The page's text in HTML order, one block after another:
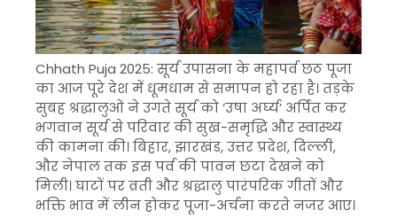
Chhath Puja 2025: सूर्य उपासना के महापर्व छठ पूजा
का आज पूरे देश में धूमधाम से समापन हो रहा है। तड़के
सुबह श्रद्धालुओं ने उगते सूर्य को ‘उषा अर्घ्य’ अर्पित कर
भगवान सूर्य से परिवार की सुख-समृद्धि और स्वास्थ्य
की कामना की। बिहार, झारखंड, उत्तर प्रदेश, दिल्ली,
और नेपाल तक इस पर्व की पावन छटा देखने को
मिली। घाटों पर व्रती और श्रद्धालु पारंपरिक गीतों और
भक्ति भाव में लीन होकर पूजा-अर्चना करते नजर आए।